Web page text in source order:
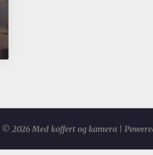
© 2026 Med koffert og kamera |